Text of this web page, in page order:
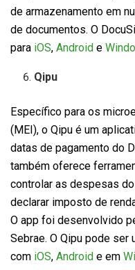
de armazenamento em
de documentos. O
para iOS, Android e
Qipu
Específico para os
(MEI), o Qipu é um
datas de pagamento do
também oferece
controlar as despesas
declarar imposto de
O app foi desenvolvido
Sebrae. O Qipu pode ser
com iOS, Android e em